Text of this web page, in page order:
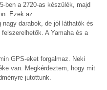
ben a 2720-as készülék, majd
Ezek az
darabok, de jól láthatók és
A Yamaha és a
GPS-eket forgalmaz. Neki
van. Megkérdeztem, hogy mit
jutottunk.